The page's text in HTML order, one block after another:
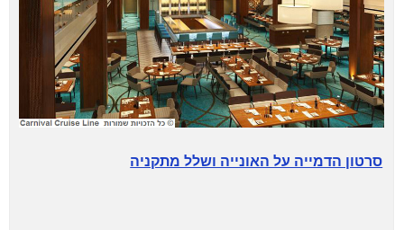
סרטון הדמייה על האונייה ושלל מתקניה